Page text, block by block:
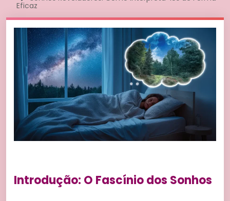
Eficaz
Introdução: O Fascínio dos Sonhos